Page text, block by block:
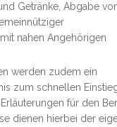
Getränke, Abgabe
nahen Angehörigen
werden zudem ein
zum schnellen
für den
dienen hierbei der